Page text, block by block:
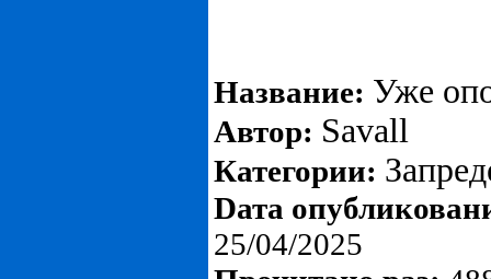
Название: Уже
Автор: Savall
Категории:
Dата
25/04/2025